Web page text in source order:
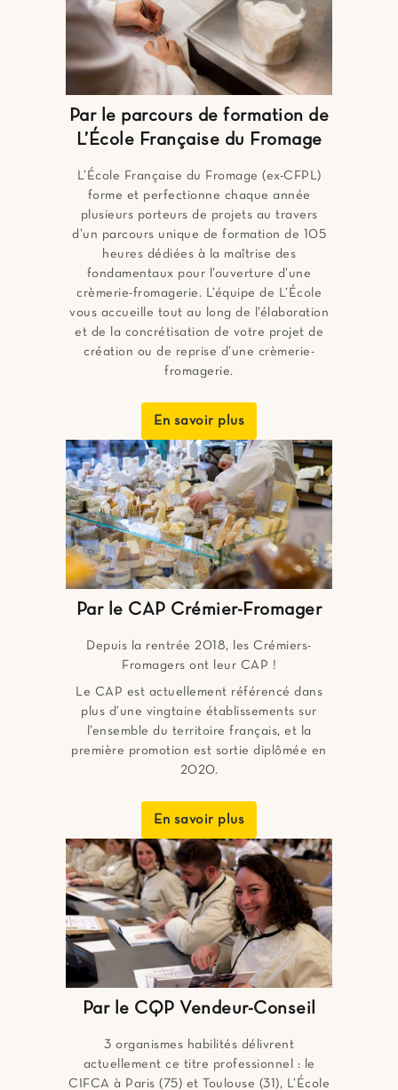
Par le parcours de formation de
L’École Française du Fromage
L’École Française du Fromage (ex-CFPL)
forme et perfectionne chaque année
plusieurs porteurs de projets au travers
d’un parcours unique de formation de 105
heures dédiées à la maîtrise des
fondamentaux pour l’ouverture d’une
crèmerie-fromagerie. L’équipe de L’École
vous accueille tout au long de l’élaboration
et de la concrétisation de votre projet de
création ou de reprise d’une crèmerie-
fromagerie.
En savoir plus
Par le CAP Crémier-Fromager
Depuis la rentrée 2018, les Crémiers-
Fromagers ont leur CAP !
Le CAP est actuellement référencé dans
plus d’une vingtaine établissements sur
l’ensemble du territoire français, et la
première promotion est sortie diplômée en
2020.
En savoir plus
Par le CQP Vendeur-Conseil
3 organismes habilités délivrent
actuellement ce titre professionnel : le
CIFCA à Paris (75) et Toulouse (31), L’École